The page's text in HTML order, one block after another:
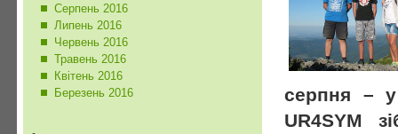
Серпень 2016
Липень 2016
Червень 2016
Травень 2016
Квітень 2016
Березень 2016
серпня –
UR4SYM